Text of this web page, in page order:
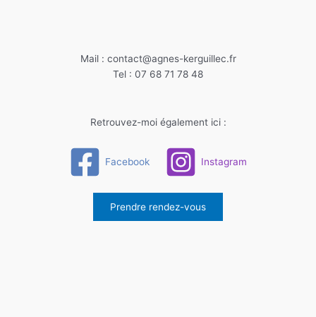
Mail : contact@agnes-kerguillec.fr
Tel : 07 68 71 78 48
Retrouvez-moi également ici :
Facebook Instagram
Prendre rendez-vous